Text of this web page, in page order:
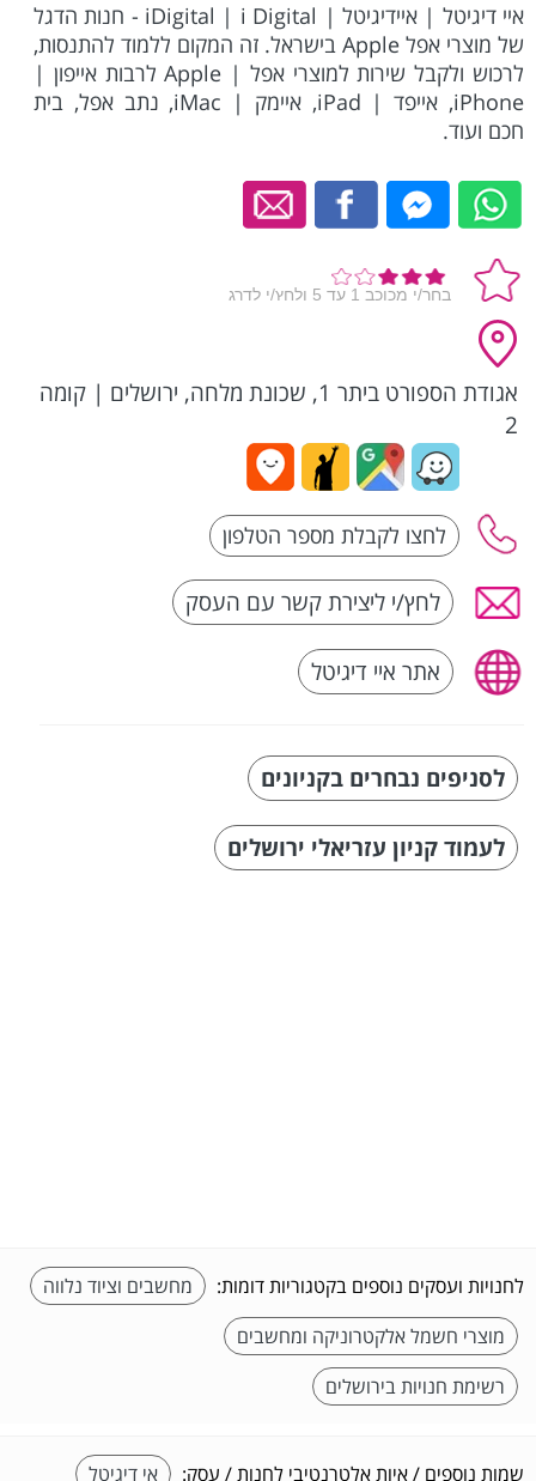
איי דיגיטל | איידיגיטל | iDigital | i Digital - חנות הדגל
של מוצרי אפל Apple בישראל. זה המקום ללמוד להתנסות,
לרכוש ולקבל שירות למוצרי אפל | Apple לרבות אייפון |
iPhone, אייפד | iPad, איימק | iMac, נתב אפל, בית
חכם ועוד.
אגודת הספורט ביתר 1, שכונת מלחה, ירושלים | קומה
2
לחץ/י ליצירת קשר עם העסק
אתר איי דיגיטל
לסניפים נבחרים בקניונים
לעמוד קניון עזריאלי ירושלים
לחנויות ועסקים נוספים בקטגוריות דומות:
מחשבים וציוד נלווה
מוצרי חשמל אלקטרוניקה ומחשבים
רשימת חנויות בירושלים
שמות נוספים / איות אלטרנטיבי לחנות / עסק: אי דיגיטל